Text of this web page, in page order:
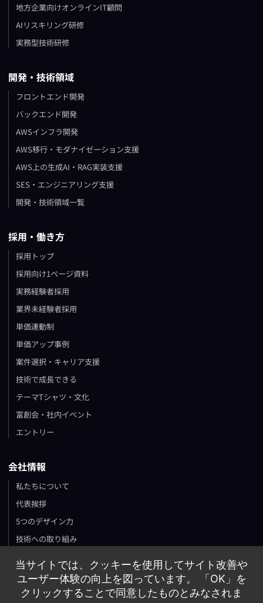
地方企業向けオンラインIT顧問
AIリスキリング研修
実務型技術研修
開発・技術領域
フロントエンド開発
バックエンド開発
AWSインフラ開発
AWS移行・モダナイゼーション支援
AWS上の生成AI・RAG実装支援
SES・エンジニアリング支援
開発・技術領域一覧
採用・働き方
採用トップ
採用向け1ページ資料
実務経験者採用
業界未経験者採用
単価連動制
単価アップ事例
案件選択・キャリア支援
技術で成長できる
テーマTシャツ・文化
富創会・社内イベント
エントリー
会社情報
私たちについて
代表挨拶
5つのデザイン力
技術への取り組み
プレスリリース
プライバシーポリシー
当サイトでは、クッキーを使用してサイト改善や
ユーザー体験の向上を図っています。 「OK」を
クリックすることで同意したものとみなされま